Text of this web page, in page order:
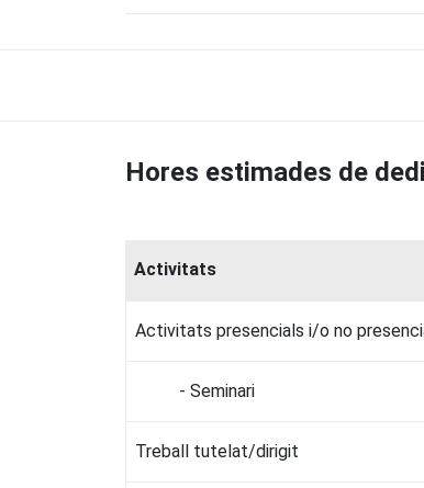
Hores estimades de
Activitats
Activitats presencials i/o no
- Seminari
Treball tutelat/dirigit